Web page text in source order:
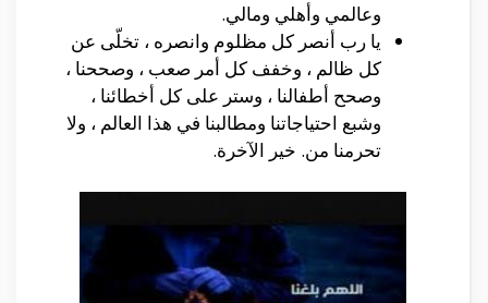
وعالمي وأهلي ومالي.
يا رب أنصر كل مظلوم وانصره ، تخلّى عن
كل ظالم ، وخفف كل أمر صعب ، وصححنا ،
وصحح أطفالنا ، وستر على كل أخطائنا ،
وشبع احتياجاتنا ومطالبنا في هذا العالم ، ولا
تحرمنا من. خير الآخرة.